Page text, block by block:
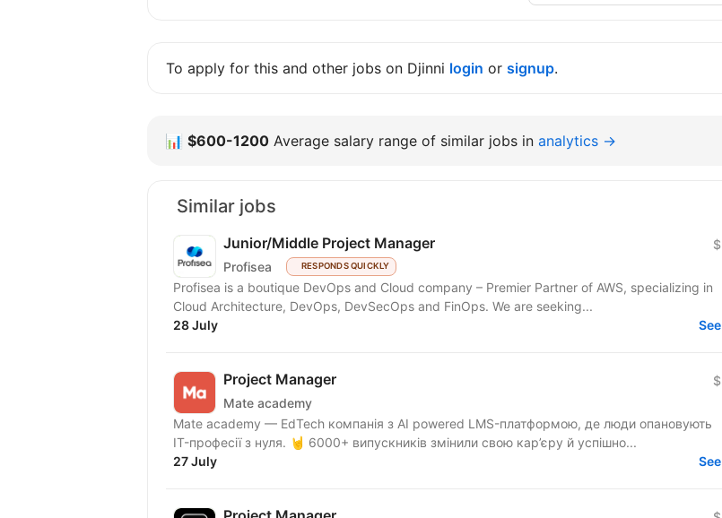
To apply for this and other jobs on Djinni login or signup.
📊 $600-1200 Average salary range of similar jobs in analytics →
Similar jobs
Junior/Middle Project Manager
Profisea RESPONDS QUICKLY
$
Profisea is a boutique DevOps and Cloud company – Premier Partner of AWS, specializing in
Cloud Architecture, DevOps, DevSecOps and FinOps. We are seeking...
28 July
See
Project Manager
Mate academy
$
Mate academy — EdTech компанія з AI powered LMS-платформою, де люди опановують
IT-професії з нуля. 🤘 6000+ випускників змінили свою кар’єру й успішно...
27 July
See